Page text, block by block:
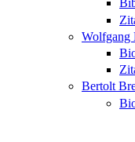
Wolfgang
Bertolt